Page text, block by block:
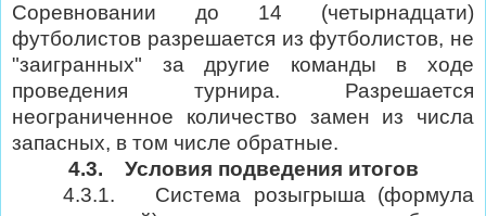
Соревновании до 14 (четырнадцати)
футболистов разрешается из футболистов, не
"заигранных" за другие команды в ходе
проведения турнира. Разрешается
неограниченное количество замен из числа
запасных, в том числе обратные.
4.3.
Условия подведения итогов
4.3.1.
Система розыгрыша (формула